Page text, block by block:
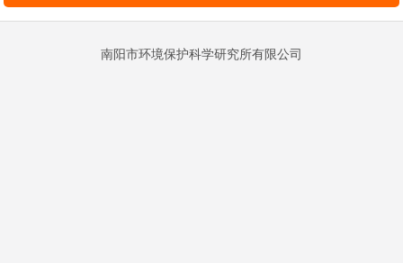
南阳市环境保护科学研究所有限公司